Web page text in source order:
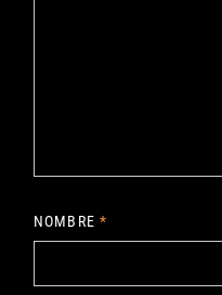
NOMBRE *